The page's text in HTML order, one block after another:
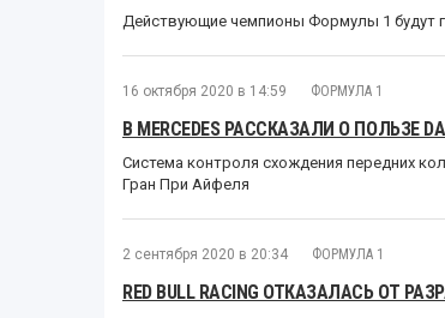
Действующие чемпионы Формулы 1 будут
16 октября 2020 в 14:59 ФОРМУЛА 1
В MERCEDES РАССКАЗАЛИ О ПОЛЬЗЕ
Система контроля схождения передних
Гран При Айфеля
2 сентября 2020 в 20:34 ФОРМУЛА 1
RED BULL RACING ОТКАЗАЛАСЬ ОТ